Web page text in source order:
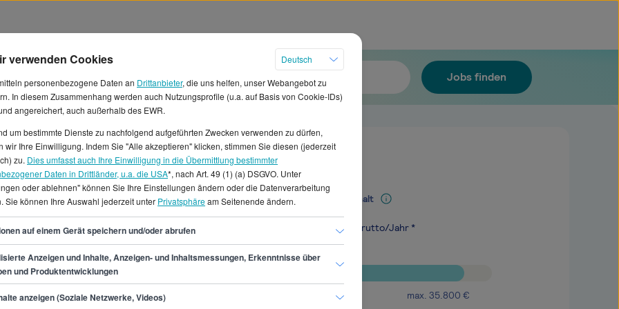
Jobs finden
Gehälter in Bochum
willst in Bochum arbeiten?
11 € sind durchaus
von rund 32.100
und die Untergrenze bei
für den Beruf
du dich außer
bzw.
Relation in Bochum
Mediangehalt
32.100€ brutto/Jahr *
max. 35.800 €
verwenden Cookies
Deutsch
personenbezogene Daten an Drittanbieter, die uns helfen, unser Webangebot zu
In diesem Zusammenhang werden auch Nutzungsprofile (u.a. auf Basis von Cookie-IDs)
angereichert, auch außerhalb des EWR.
um bestimmte Dienste zu nachfolgend aufgeführten Zwecken verwenden zu dürfen,
wir Ihre Einwilligung. Indem Sie "Alle akzeptieren" klicken, stimmen Sie diesen (jederzeit
zu. Dies umfasst auch Ihre Einwilligung in die Übermittlung bestimmter
Daten in Drittländer, u.a. die USA*, nach Art. 49 (1) (a) DSGVO. Unter
oder ablehnen" können Sie Ihre Einstellungen ändern oder die Datenverarbeitung
Sie können Ihre Auswahl jederzeit unter Privatsphäream Seitenende ändern.
auf einem Gerät speichern und/oder abrufen
Anzeigen und Inhalte, Anzeigen- und Inhaltsmessungen, Erkenntnisse über
und Produktentwicklungen
anzeigen (Soziale Netzwerke, Videos)